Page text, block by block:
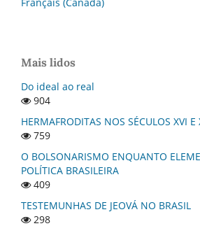
Français (Canada)
Mais lidos
Do ideal ao real
904
HERMAFRODITAS NOS SÉCULOS XVI E
759
O BOLSONARISMO ENQUANTO
POLÍTICA BRASILEIRA
409
TESTEMUNHAS DE JEOVÁ NO BRASIL
298